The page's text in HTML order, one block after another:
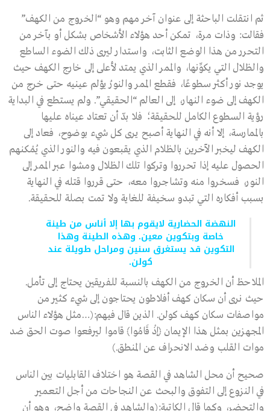
ثم انتقلت الباحثة إلى عنوان آخر مهم وهو “الخروج من الكهف”
فقالت: وذات مرة، تمكن أحد هؤلاء الأشخاص بشكل أو بآخر من
التحرر من هذا الوضع الثابت، واستدار ليرى ذلك الضوء الساطع
والظلال التي يكوِّنها، والممر الذي يمتد لأعلى إلى خارج الكهف حيث
يوجد نور أكثر سطوعًا، فقطع الممر والنورُ يؤلم عينيه حتى خرج من
الكهف إلى ضوء النهار، إلى العالم “الحقيقي”. ولم يستطع في البداية
رؤية السطوع الكامل للحقيقة؛ فلا بدّ أن تعتاد عيناه عليها
بالممارسة، إلا أنه في النهاية أصبح يرى كل شيء بوضوح، فعاد إلى
الكهف ليخبر الآخرين بالظلام الذي يقبعون فيه والنور الذي يُمْكنهم
الحصول عليه إذا تحرروا وتركوا تلك الظلال ومشوا عبر الممر إلى
النور، فسخروا منه وتشاجروا معه، حتى قرروا قتله في النهاية
بسبب أفكاره التي تبدو سخيفة للغاية ولا تمت بصلة للحقيقة.
النهضة الحضارية لايقوم بها إلا أناس من طينة
خاصة وبتكوين معين. وهذه الطينة وهذا
التكوين قد يستغرق سنين ومراحل طويلة عند
كولن.
الملاحظ أن الخروج من الكهف بالنسبة للفريقين يحتاج إلى تأمل.
حيث نرى أن سكان كهف أفلاطون يحتاجون إلى شيء كثير من
مواصفات سكان كهف كولن. الذين قال فيهم:(…مثل هؤلاء الناس
المجهزين بمثل هذا الإيمان ﴿إذْ قَامُوا﴾ قاموا ليرفعوا صوت الحق ضد
موات القلب وضد الانحراف عن المنطق.)
صحيح أن محل الشاهد في القصة هو اختلاف القابليات بين الناس
في النزوع إلى التفوق والبحث عن النجاحات من أجل التعمير
والتحضر، وكما قال الكاتبة:(والشاهد في القصة واضح، وهو أن